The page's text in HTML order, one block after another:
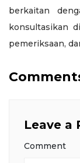
berkaitan
konsultasikan
pemeriksaan,
Leave a
Comment